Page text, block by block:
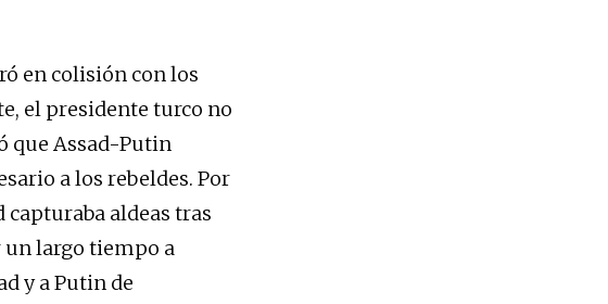
en colisión con los
el presidente turco no
que Assad-Putin
a los rebeldes. Por
aldeas tras
un largo tiempo a
y a Putin de